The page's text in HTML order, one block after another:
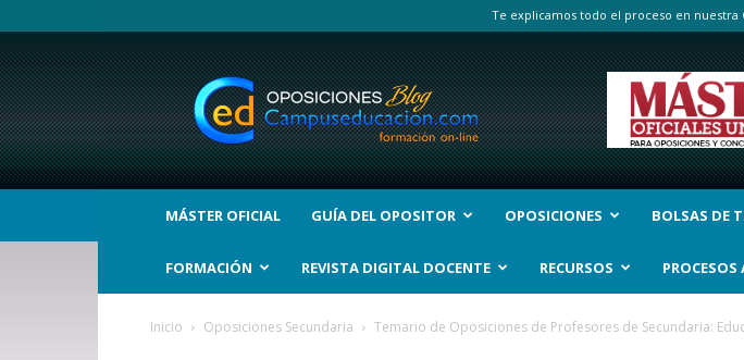
Te explicamos todo el proceso en nuestra
BLOG
Noticias
Oposiciones
y
bolsas
Trabajo
Interinos.
MÁSTER OFICIAL GUÍA DEL OPOSITOR OPOSICIONES BOLSAS DE
FORMACIÓN REVISTA DIGITAL DOCENTE RECURSOS
Inicio Oposiciones Secundaria Temario de Oposiciones de Profesores de Secundaria: